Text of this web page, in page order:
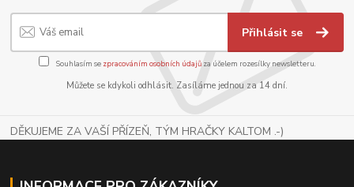
Přihlásit se
Souhlasím se zpracováním osobních údajůza účelem rozesílky newsletteru.
Můžete se kdykoli odhlásit. Zasíláme jednou za 14 dní.
DĚKUJEME ZA VAŠÍ PŘÍZEŇ, TÝM HRAČKY KALTOM .-)